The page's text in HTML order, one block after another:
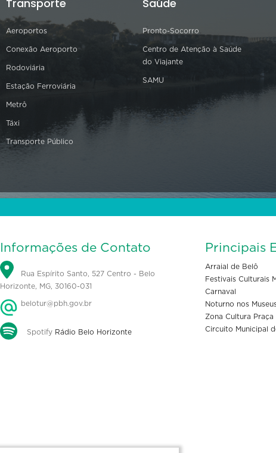
Transporte
Aeroportos
Conexão Aeroporto
Rodoviária
Estação Ferroviária
Metrô
Táxi
Transporte Público
Saúde
Pronto-Socorro
Centro de Atenção à Saúde
do Viajante
SAMU
Informações de Contato
Rua Espírito Santo, 527 Centro - Belo
Horizonte, MG, 30160-031
belotur@pbh.gov.br
Spotify Rádio Belo Horizonte
Principais
Arraial de Belô
Festivais Culturais
Carnaval
Noturno nos
Zona Cultura Praça
Circuito Municipal